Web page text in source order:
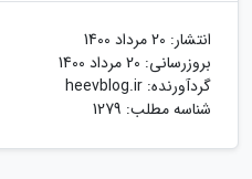
انتشار: 20 مرداد 1400
بروزرسانی: 20 مرداد 1400
گردآورنده: heevblog.ir
شناسه مطلب: 1279